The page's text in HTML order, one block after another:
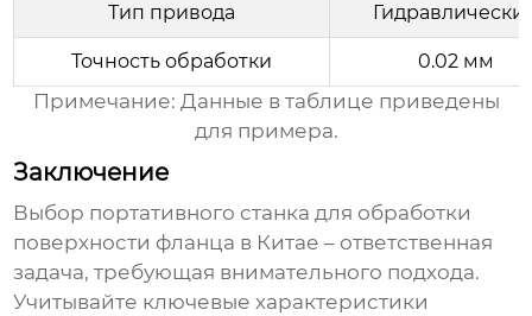
Тип привода
Точность обработки 0.02 мм
Примечание: Данные в таблице приведены
для примера.
Заключение
Выбор портативного станка для обработки
поверхности фланца в Китае – ответственная
задача, требующая внимательного подхода.
Учитывайте ключевые характеристики